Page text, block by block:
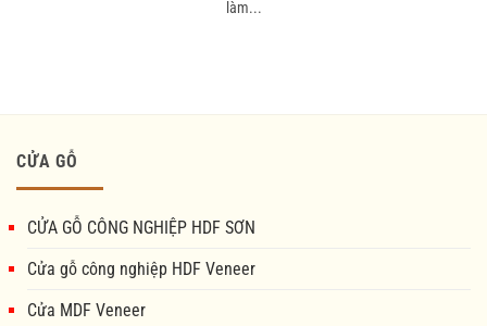
làm...
CỬA GỖ
CỬA GỖ CÔNG NGHIỆP HDF SƠN
Cửa gỗ công nghiệp HDF Veneer
Cửa MDF Veneer